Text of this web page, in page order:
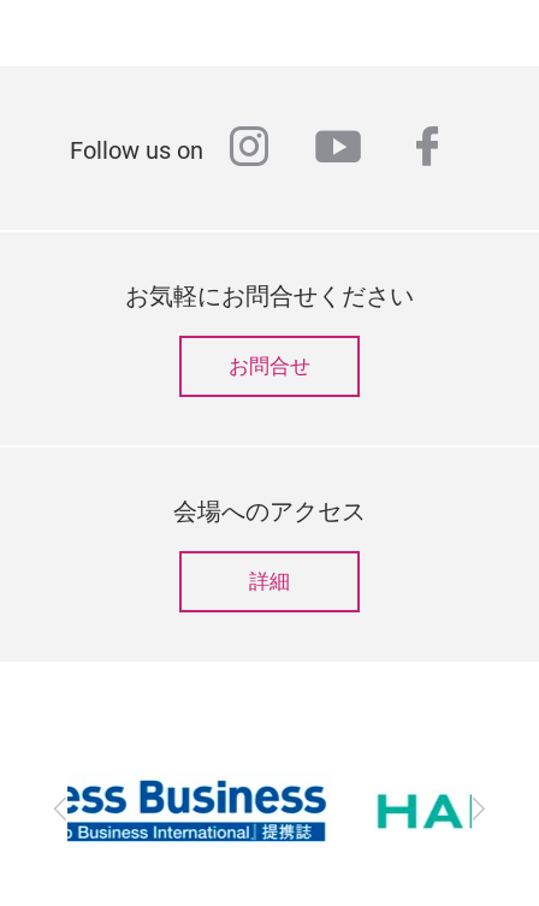
Follow us on instagram
youtube
お気軽にお問合せください
お問合せ
会場へのアクセス
詳細
前
へ
次
へ